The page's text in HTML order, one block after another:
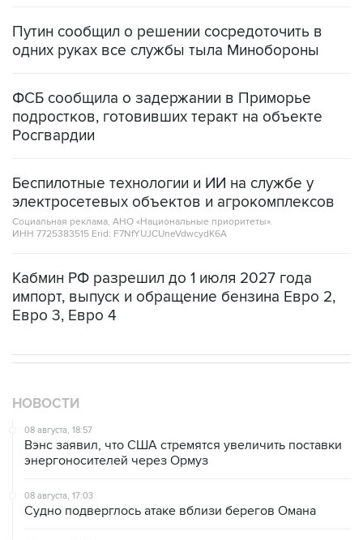
Путин сообщил о решении сосредоточить в
одних руках все службы тыла Минобороны
ФСБ сообщила о задержании в Приморье
подростков, готовивших теракт на объекте
Росгвардии
Беспилотные технологии и ИИ на службе у
электросетевых объектов и агрокомплексов
Социальная реклама, АНО «Национальные приоритеты».
ИНН 7725383515 Erid: F7NfYUJCUneVdwcydK6A
Кабмин РФ разрешил до 1 июля 2027 года
импорт, выпуск и обращение бензина Евро 2,
Евро 3, Евро 4
НОВОСТИ
08 августа, 18:57
Вэнс заявил, что США стремятся увеличить поставки
энергоносителей через Ормуз
08 августа, 17:03
Судно подверглось атаке вблизи берегов Омана